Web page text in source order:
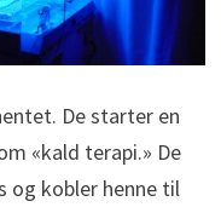
De starter en
«kald terapi.» De
og kobler henne til